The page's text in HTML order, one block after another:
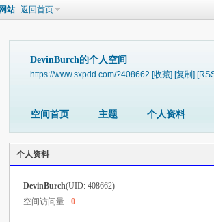
站 返回首页
DevinBurch的个人空间
https://www.sxpdd.com/?408662 [收藏] [复制]
空间首页 主题 个人资料
个人资料
DevinBurch(UID: 408662)
空间访问量
0